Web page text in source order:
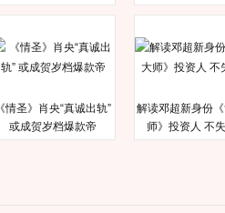
《情圣》肖央“真诚出轨”
或成贺岁档爆款帝
解读邓超新身份
师》投资人 不